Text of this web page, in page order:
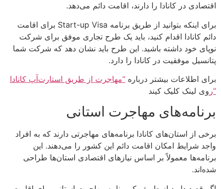
اقتصادی در کانادا را دارند، اقامت دائم می‌دهد.
برای اینکه بتوانید از طریق برنامه Start-up Visa برای اقامت
دائم کانادا اقدام کنید، باید یک طرح تجاری موفق برای شرکت
نوپای خود داشته باشید. این طرح باید نشان دهد که شرکت شما
پتانسیل موفقیت در کانادا را دارد.
برای اطلاعات بیشتر درباره “مهاجرت از طریق استارت‌آپ کانادا
“ر وی لینک کلیک کیند
برنامه‌های مهاجرت استانی
برخی از استان‌های کانادا برنامه‌های مهاجرتی دارند که به افراد
واجد شرایط امکان اقامت دائم این کشور را می‌دهند. این
برنامه‌ها معمولاً بر اساس نیازهای اقتصادی استان‌ها طراحی
شده‌اند.